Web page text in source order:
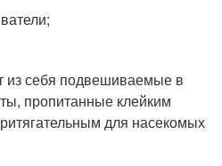
из себя подвешиваемые в
пропитанные клейким
для насекомых